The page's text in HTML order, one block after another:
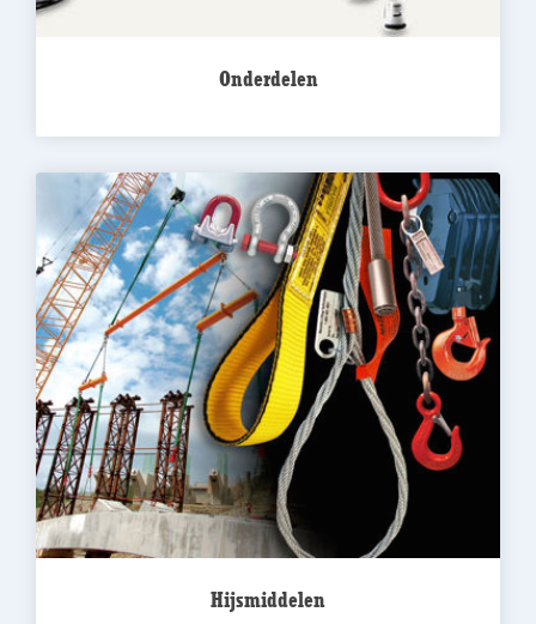
Onderdelen
Hijsmiddelen